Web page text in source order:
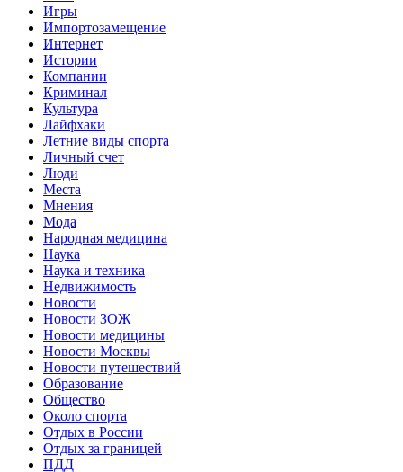
Игры
Импортозамещение
Интернет
Истории
Компании
Криминал
Культура
Лайфхаки
Летние виды спорта
Личный счет
Люди
Места
Мнения
Мода
Народная медицина
Наука
Наука и техника
Недвижимость
Новости
Новости ЗОЖ
Новости медицины
Новости Москвы
Новости путешествий
Образование
Общество
Около спорта
Отдых в России
Отдых за границей
ПДД